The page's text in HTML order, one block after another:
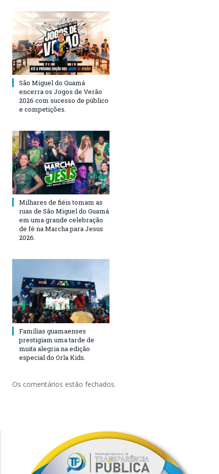
São Miguel do Guamá
encerra os Jogos de Verão
2026 com sucesso de público
e competições.
Milhares de fiéis tomam as
ruas de São Miguel do Guamá
em uma grande celebração
de fé na Marcha para Jesus
2026.
Famílias guamaenses
prestigiam uma tarde de
muita alegria na edição
especial do Orla Kids.
Os comentários estão fechados.